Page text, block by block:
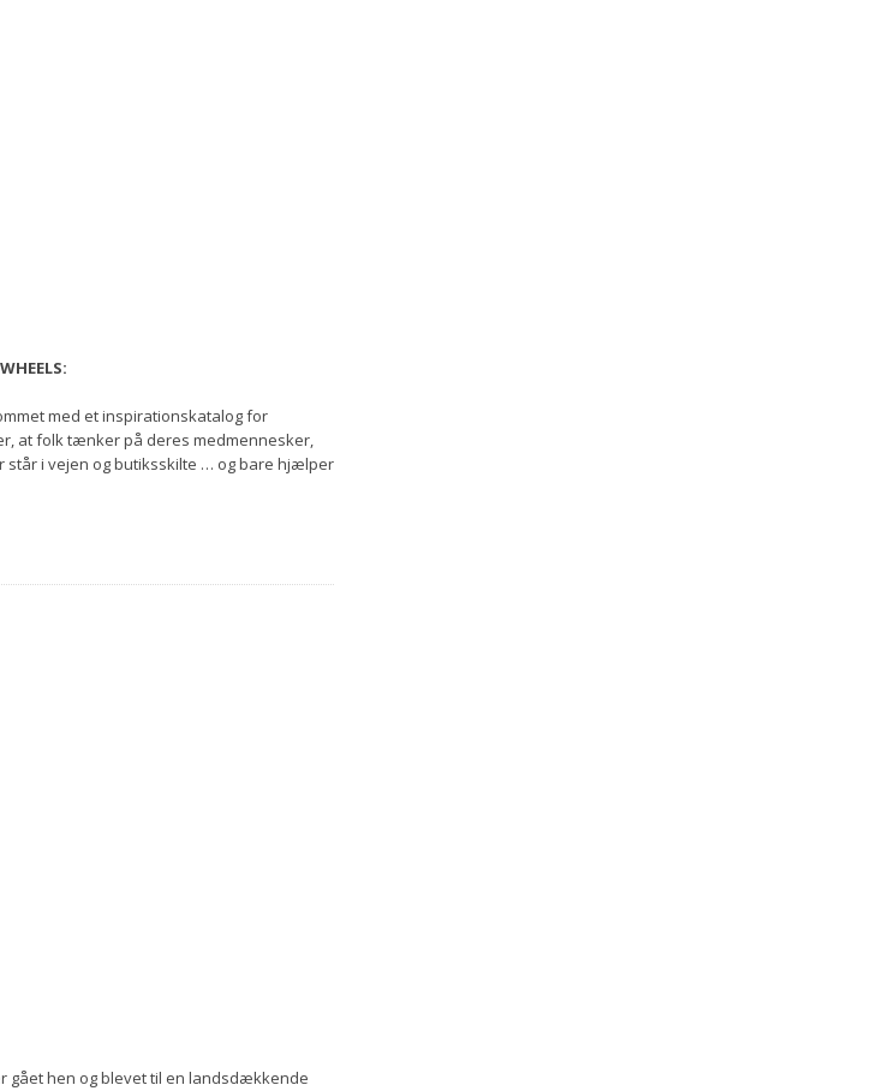
med et inspirationskatalog for
at folk tænker på deres medmennesker,
står i vejen og butiksskilte … og bare hjælper
gået hen og blevet til en landsdækkende